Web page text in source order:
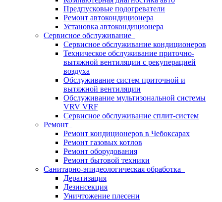
Предпусковые подогреватели
Ремонт автокондиционера
Установка автокондиционера
Сервисное обслуживание
Сервисное обслуживание кондиционеров
Техническое обслуживание приточно-
вытяжной вентиляции с рекуперацией
воздуха
Обслуживание систем приточной и
вытяжной вентиляции
Обслуживание мультизональной системы
VRV VRF
Сервисное обслуживание сплит-систем
Ремонт
Ремонт кондиционеров в Чебоксарах
Ремонт газовых котлов
Ремонт оборудования
Ремонт бытовой техники
Санитарно-эпидеологическая обработка
Дератизация
Дезинсекция
Уничтожение плесени